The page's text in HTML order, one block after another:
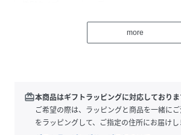
サイズ FREE
more
redeem本商品はギフトラッピングに対応しておりま
ご希望の際は、ラッピングと商品を一緒に
をラッピングして、ご指定の住所にお届けし